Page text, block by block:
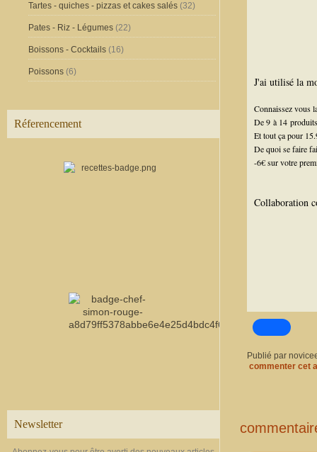
Tartes - quiches - pizzas et cakes salés (32)
Pates - Riz - Légumes (22)
Boissons - Cocktails (16)
Poissons (6)
Réferencement
Newsletter
J'ai utilisé la
Connaissez vous
De 9 à 14
Et tout ça pour
De quoi se faire
-6€ sur votre
Collaboration
Publié par
commenter cet